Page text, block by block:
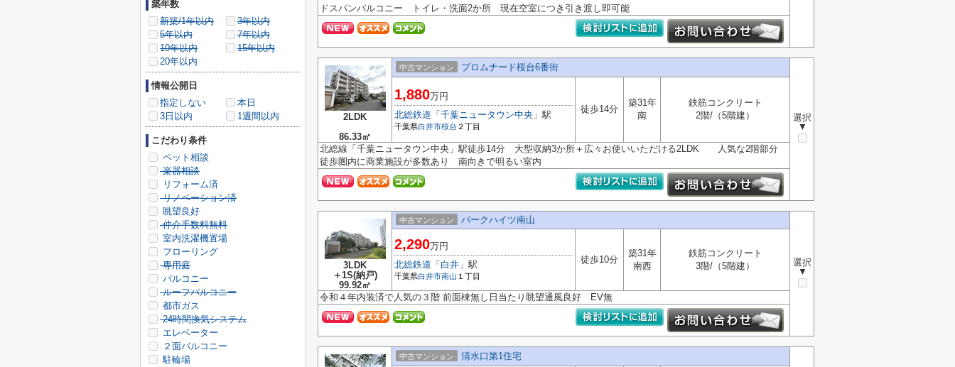
ドスパンバルコニー トイレ・洗面2か所 現在空室につき引き渡し即可能
2LDK
86.33㎡
中古マンション プロムナード桜台6番街
選択
▼
1,880万円
北総鉄道 「 千葉ニュータウン中央 」駅
千葉県白井市桜台 ２丁目
徒歩14分
築31年
南
鉄筋コンクリート
2階/（5階建）
北総線「千葉ニュータウン中央」駅徒歩14分 大型収納3か所＋広々お使いいただける2LDK 人気な2階部分
徒歩圏内に商業施設が多数あり 南向きで明るい室内
3LDK
＋1S(納戸)
99.92㎡
中古マンション パークハイツ南山
選択
▼
2,290万円
北総鉄道 「 白井 」駅
千葉県白井市南山 １丁目
徒歩10分
築31年
南西
鉄筋コンクリート
3階/（5階建）
令和４年内装済で人気の３階 前面棟無し日当たり眺望通風良好 EV無
中古マンション 清水口第1住宅
築年数
新築/1年以内
3年以内
5年以内
7年以内
10年以内
15年以内
20年以内
情報公開日
指定しない
本日
3日以内
1週間以内
こだわり条件
ペット相談
楽器相談
リフォーム済
リノベーション済
眺望良好
仲介手数料無料
室内洗濯機置場
フローリング
専用庭
バルコニー
ルーフバルコニー
都市ガス
24時間換気システム
エレベーター
２面バルコニー
駐輪場